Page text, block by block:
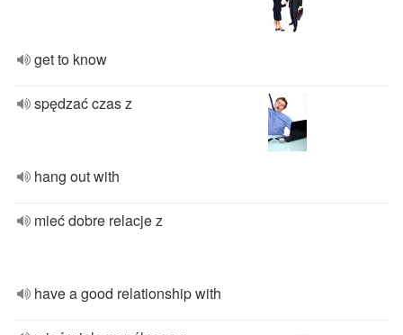
get to know
spędzać czas z
hang out with
mieć dobre relacje z
have a good relationship with